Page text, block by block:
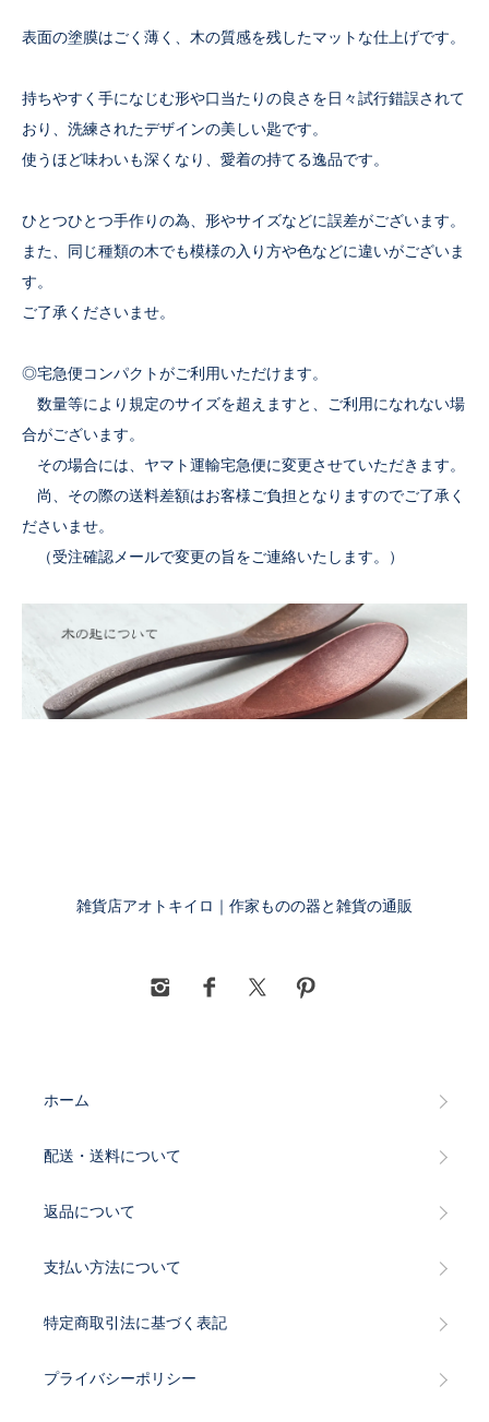
表面の塗膜はごく薄く、木の質感を残したマットな仕上げです。
持ちやすく手になじむ形や口当たりの良さを日々試行錯誤されて
おり、洗練されたデザインの美しい匙です。
使うほど味わいも深くなり、愛着の持てる逸品です。
ひとつひとつ手作りの為、形やサイズなどに誤差がございます。
また、同じ種類の木でも模様の入り方や色などに違いがございま
す。
ご了承くださいませ。
◎宅急便コンパクトがご利用いただけます。
数量等により規定のサイズを超えますと、ご利用になれない場
合がございます。
その場合には、ヤマト運輸宅急便に変更させていただきます。
尚、その際の送料差額はお客様ご負担となりますのでご了承く
ださいませ。
（受注確認メールで変更の旨をご連絡いたします。）
雑貨店アオトキイロ｜作家ものの器と雑貨の通販
ホーム
配送・送料について
返品について
支払い方法について
特定商取引法に基づく表記
プライバシーポリシー